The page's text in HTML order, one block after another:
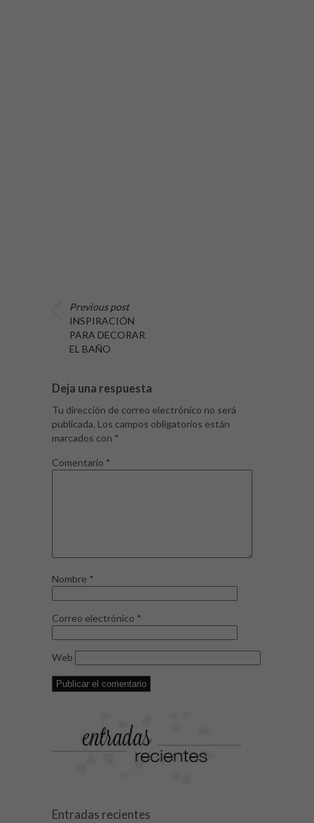
Previous post
INSPIRACIÓN
PARA DECORAR
EL BAÑO
Deja una respuesta
Tu dirección de correo electrónico no será
publicada. Los campos obligatorios están
marcados con *
Comentario *
Nombre *
Correo electrónico *
Web
Entradas recientes